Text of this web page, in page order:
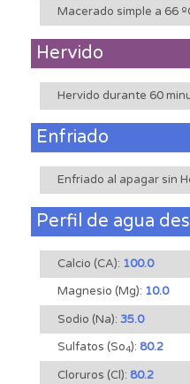
Macerado simple a 66
Hervido
Hervido durante 60
Enfriado
Enfriado al apagar sin
Perfil de agua
Calcio (CA): 100.0
Magnesio (Mg): 10.0
Sodio (Na): 35.0
Sulfatos (So4): 80.2
Cloruros (Cl): 80.2